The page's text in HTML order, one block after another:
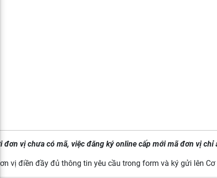
đơn vị chưa có mã, việc đăng ký online cấp mới mã đơn vị
vị điền đầy đủ thông tin yêu cầu trong form và ký gửi lên Cơ